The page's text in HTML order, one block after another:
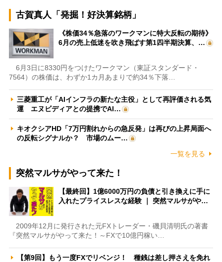
古賀真人「発掘！好決算銘柄」
《株価34％急落のワークマンに特大反転の期待》
6月の売上低迷を吹き飛ばす第1四半期決算、…
6月3日に8330円をつけたワークマン（東証スタンダード・
7564）の株価は、わずか1カ月あまりで約34％下落…
三菱重工が「AIインフラの新たな主役」として再評価される気
運 エヌビディアとの提携でAI…
キオクシアHD「7万円割れからの急反発」は再びの上昇局面へ
の反転シグナルか？ 市場のムー…
一覧を見る
突然マルサがやって来た！
【最終回】1億6000万円の負債と引き換えに手に
入れたプライスレスな経験 ｜ 突然マルサがや…
2009年12月に発行された元FXトレーダー・磯貝清明氏の著書
『突然マルサがやって来た！～FXで10億円稼い…
【第9回】もう一度FXでリベンジ！ 種銭は差し押さえを免れ